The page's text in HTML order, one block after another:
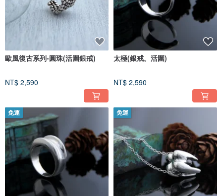
歐風復古系列-圓珠(活圍銀戒)
NT$ 2,590
太極(銀戒。活圍)
NT$ 2,590
免運 免運